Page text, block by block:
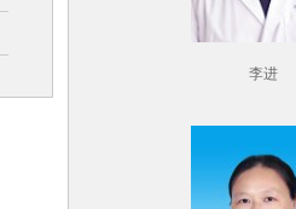
李进